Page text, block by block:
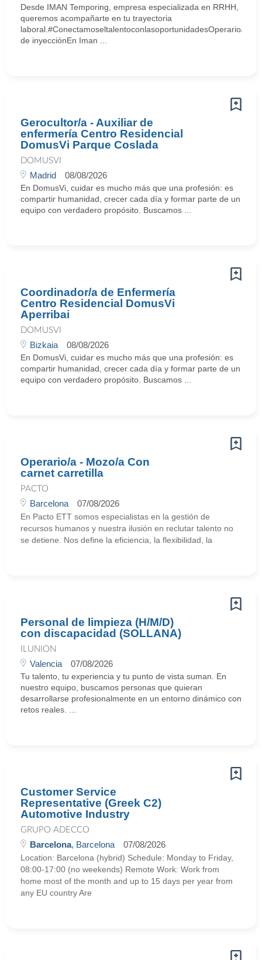
Desde IMAN Temporing, empresa especializada en RRHH,
queremos acompañarte en tu trayectoria
laboral.#ConectamoseltalentoconlasoportunidadesOperario/a
de inyecciónEn Iman ...
Gerocultor/a - Auxiliar de
enfermería Centro Residencial
DomusVi Parque Coslada
DOMUSVI
Madrid 08/08/2026
En DomusVi, cuidar es mucho más que una profesión: es
compartir humanidad, crecer cada día y formar parte de un
equipo con verdadero propósito. Buscamos ...
Coordinador/a de Enfermería
Centro Residencial DomusVi
Aperribai
DOMUSVI
Bizkaia 08/08/2026
En DomusVi, cuidar es mucho más que una profesión: es
compartir humanidad, crecer cada día y formar parte de un
equipo con verdadero propósito. Buscamos ...
Operario/a - Mozo/a Con
carnet carretilla
PACTO
Barcelona 07/08/2026
En Pacto ETT somos especialistas en la gestión de
recursos humanos y nuestra ilusión en reclutar talento no
se detiene. Nos define la eficiencia, la flexibilidad, la
Personal de limpieza (H/M/D)
con discapacidad (SOLLANA)
ILUNION
Valencia 07/08/2026
Tu talento, tu experiencia y tu punto de vista suman. En
nuestro equipo, buscamos personas que quieran
desarrollarse profesionalmente en un entorno dinámico con
retos reales. ...
Customer Service
Representative (Greek C2)
Automotive Industry
GRUPO ADECCO
Barcelona, Barcelona 07/08/2026
Location: Barcelona (hybrid) Schedule: Monday to Friday,
08:00-17:00 (no weekends) Remote Work: Work from
home most of the month and up to 15 days per year from
any EU country Are